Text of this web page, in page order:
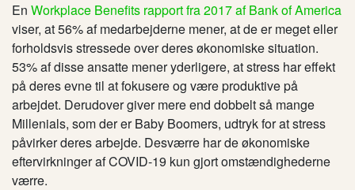
En Workplace Benefits rapport fra 2017 af Bank of America
viser, at 56% af medarbejderne mener, at de er meget eller
forholdsvis stressede over deres økonomiske situation.
53% af disse ansatte mener yderligere, at stress har effekt
på deres evne til at fokusere og være produktive på
arbejdet. Derudover giver mere end dobbelt så mange
Millenials, som der er Baby Boomers, udtryk for at stress
påvirker deres arbejde. Desværre har de økonomiske
eftervirkninger af COVID-19 kun gjort omstændighederne
værre.